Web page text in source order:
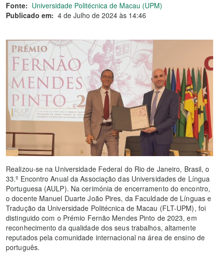
Fonte: Universidade Politécnica de Macau (UPM)
Publicado em: 4 de Julho de 2024 às 14:46
Realizou-se na Universidade Federal do Rio de Janeiro, Brasil, o
33.º Encontro Anual da Associação das Universidades de Língua
Portuguesa (AULP). Na cerimónia de encerramento do encontro,
o docente Manuel Duarte João Pires, da Faculdade de Línguas e
Tradução da Universidade Politécnica de Macau (FLT-UPM), foi
distinguido com o Prémio Fernão Mendes Pinto de 2023, em
reconhecimento da qualidade dos seus trabalhos, altamente
reputados pela comunidade internacional na área de ensino de
português.